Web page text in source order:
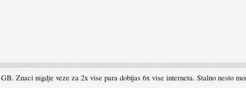
Znaci nigdje veze za 2x vise para dobijas 6x vise interneta. Stalno nesto